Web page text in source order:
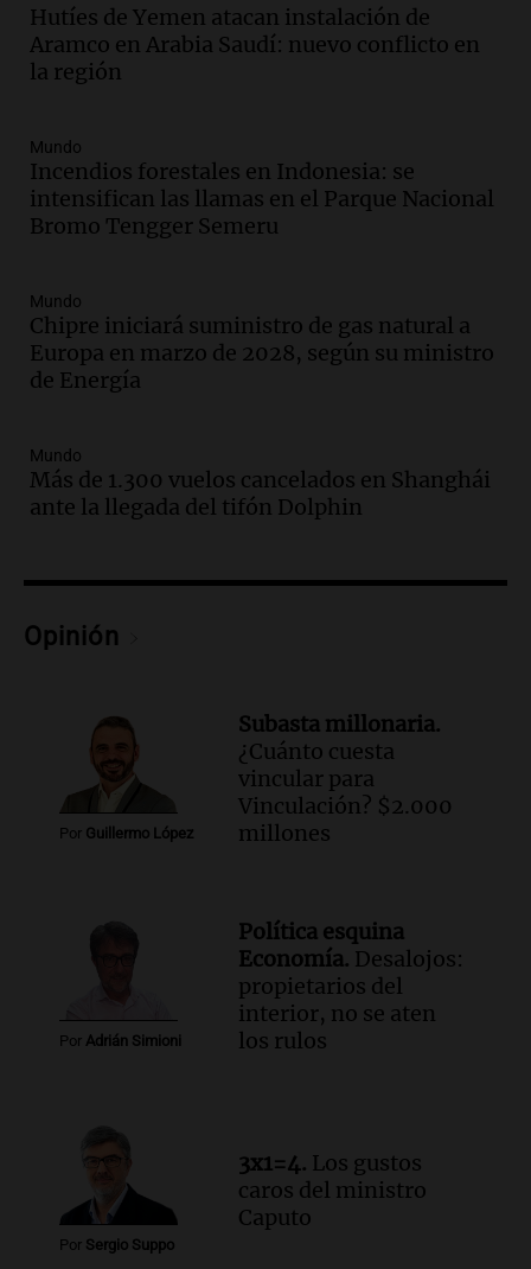
Audio.Joan Gaspart: "Sin Jorge, no sé si
Messi hubiera llegado adonde llegó"
Audio. El orgullo y el sueño argentino de
Jorge Messi en una entrevista con Rony
Vargas en 2007
Audio.El abuelo de Agostina Vega, tras
las nuevas detenciones: "En esa casa
todos tenían algo que ver"
Audio.
Una nutricionista derribó el mito
del desayuno ideal: qué alimentos
conviene priorizar
Audio.Mateo, a los 25 años, lucha
contra el tiempo: necesita un trasplante
para poder seguir viviend
Una mañana para todos
de julio será menor al 2,9% registrado
en CABA
Una mañana para todos
Audio.Altas Cumbres: rescataron a una
Episodios
Audio.
Chile planteó mejorar la
conectividad fronteriza, aérea y digital
con Jujuy
Panorama Federal
Hutíes de Yemen atacan instalación de
Aramco en Arabia Saudí: nuevo conflicto en
la región
Mundo
Incendios forestales en Indonesia: se
intensifican las llamas en el Parque Nacional
Bromo Tengger Semeru
Mundo
Chipre iniciará suministro de gas natural a
Europa en marzo de 2028, según su ministro
de Energía
Mundo
Más de 1.300 vuelos cancelados en Shanghái
ante la llegada del tifón Dolphin
Opinión
Por Guillermo López
Subasta millonaria.
¿Cuánto cuesta
vincular para
Vinculación? $2.000
millones
Por Adrián Simioni
Política esquina
Economía. Desalojos:
propietarios del
interior, no se aten
los rulos
Por Sergio Suppo
3x1=4. Los gustos
caros del ministro
Caputo